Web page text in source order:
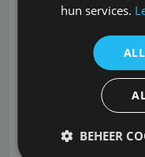
Verzekeraar
aangepast
Verzekeraar De
AOV op diverse
<br /> <br />
hun services.
BEHEER